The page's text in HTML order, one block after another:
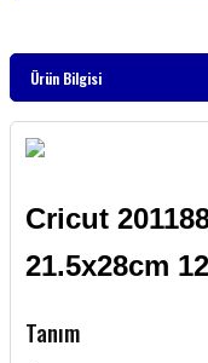
Ürün Bilgisi
Cricut
21.5x28cm
Tanım